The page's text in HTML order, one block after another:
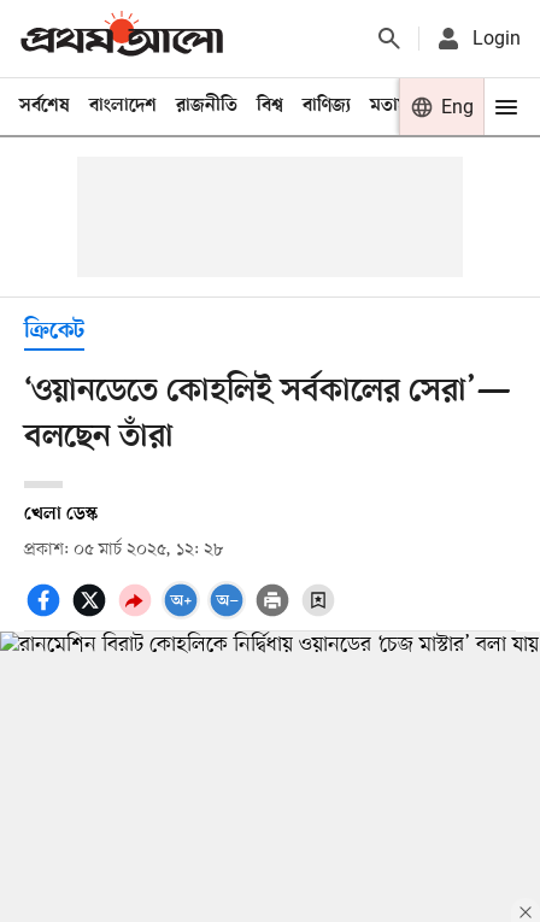
Login
সর্বশেষ বাংলাদেশ রাজনীতি বিশ্ব বাণিজ্য মতামত খেলা
Eng
ক্রিকেট
‘ওয়ানডেতে কোহলিই সর্বকালের সেরা’—
বলছেন তাঁরা
খেলা ডেস্ক
প্রকাশ: ০৫ মার্চ ২০২৫, ১২: ২৮